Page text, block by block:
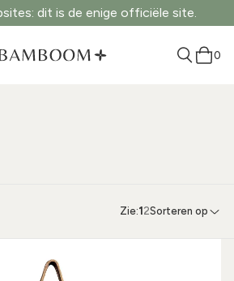
dit is de enige officiële site.
0
Zie:1 2Sorteren op